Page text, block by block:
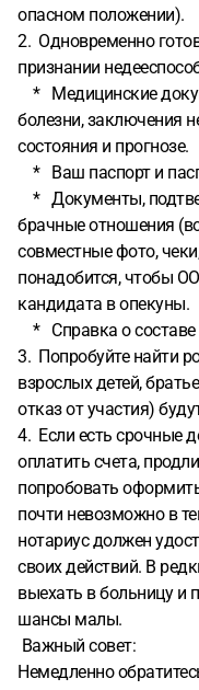
опасном положении).
2. Одновременно
признании
* Медицинские
болезни, заключения
состояния и прогнозе.
* Ваш паспорт и
* Документы,
брачные отношения
совместные фото,
понадобится, чтобы
кандидата в опекуны.
* Справка о составе
3. Попробуйте найти
взрослых детей,
отказ от участия)
4. Если есть срочные
оплатить счета,
попробовать
почти невозможно в
нотариус должен
своих действий. В
выехать в больницу и
шансы малы.
Важный совет:
Немедленно